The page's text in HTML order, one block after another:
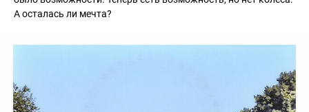
А осталась ли мечта?